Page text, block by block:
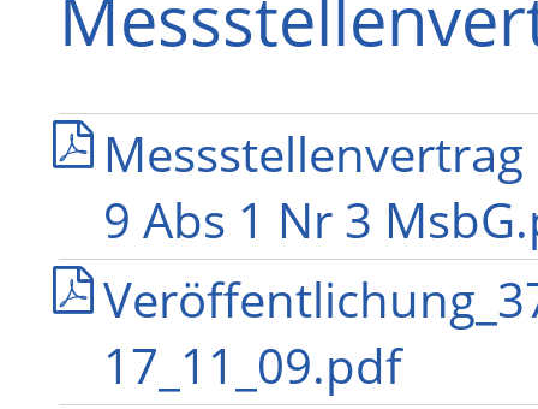
9 Abs 1 Nr 3
17_11_09.pdf